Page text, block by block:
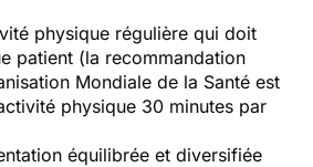
physique régulière qui doit
patient (la recommandation
Mondiale de la Santé est
physique 30 minutes par
équilibrée et diversifiée